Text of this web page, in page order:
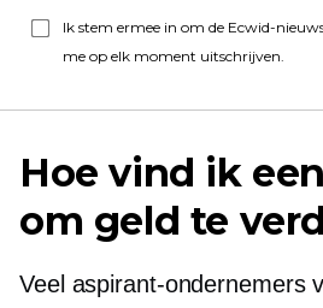
Ik stem ermee in om de Ecwid-
me op elk moment uitschrijven.
Hoe vind ik
om geld te
Veel aspirant-ondernemers